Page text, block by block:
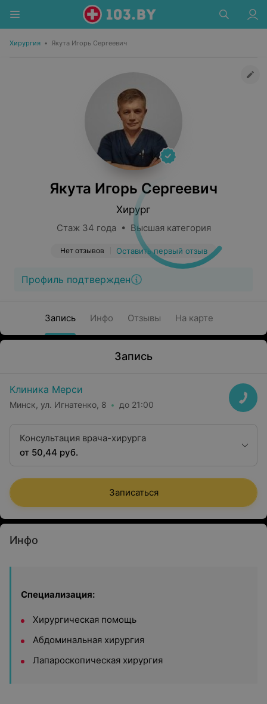
Хирургия • Якута Игорь Сергеевич
Якута Игорь Сергеевич
Хирург
Стаж 34 года • Высшая категория
Нет отзывов Оставить первый отзыв
Профиль подтвержден
Запись Инфо Отзывы На карте
Запись
Клиника Мерси
Минск, ул. Игнатенко, 8 до 21:00
Консультация врача-хирурга
от 50,44 руб.
Записаться
Инфо
Специализация:
Хирургическая помощь
Абдоминальная хирургия
Лапароскопическая хирургия